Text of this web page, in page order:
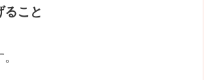
ること